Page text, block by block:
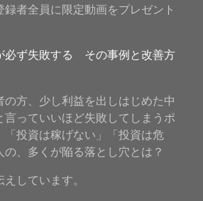
者全員に限定動画をプレゼント
必ず失敗する その事例と改善方
の方、少し利益を出しはじめた中
言っていいほど失敗してしまうポ
「投資は稼げない」「投資は危
、多くが陥る落とし穴とは？
しています。